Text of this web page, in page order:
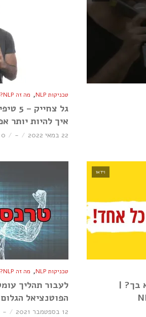
טכניקות NLP , מה זה NLP?
גל
איך להיות יותר
22 במאי 2022 - 0 צפיות
וידאו
בך? |
טכניקות NLP , מה זה NLP?
לעבור תהליך
הפוטנציאל
12 בספטמבר 2021 -